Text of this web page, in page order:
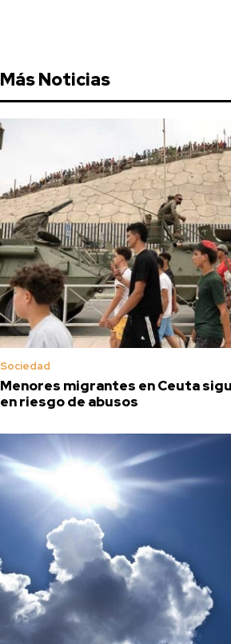
Más Noticias
Sociedad
Menores migrantes en Ceuta
en riesgo de abusos